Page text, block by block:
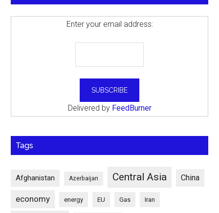
Enter your email address:
Delivered by FeedBurner
Tags
Afghanistan Azerbaijan Central Asia China
economy energy EU Gas Iran